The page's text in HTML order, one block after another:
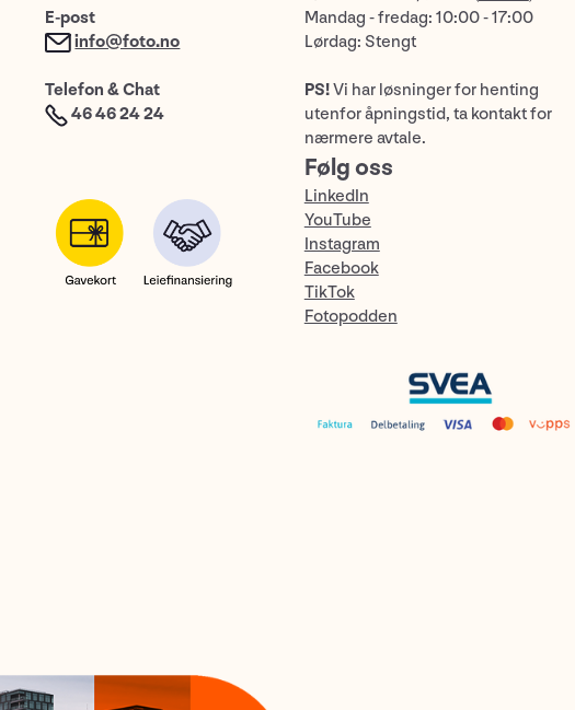
E-post
info@foto.no
Telefon & Chat
46 46 24 24
Mandag - fredag: 10:00 - 17:00
Lørdag: Stengt
PS!Vi har løsninger for henting
utenfor åpningstid, ta kontakt for
nærmere avtale.
Følg oss
LinkedIn
YouTube
Instagram
Facebook
TikTok
Fotopodden